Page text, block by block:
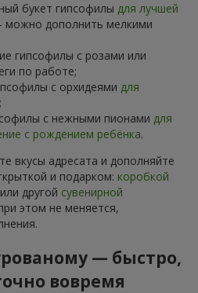
букет гипсофилы для лучшей
дополнить мелкими
гипсофилы с розами или
по работе;
с орхидеями для
;
с нежными пионами для
с рождением ребёнка.
вкусы адресата и дополняйте
и подарком: коробкой
или другой сувенирной
этом не меняется,
— быстро,
вовремя